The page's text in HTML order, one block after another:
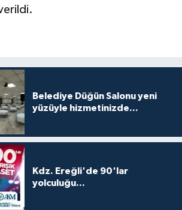
Belediye Düğün Salonu yeni
yüzüyle hizmetinizde...
Kdz. Ereğli'de 90'lar
yolculuğu...